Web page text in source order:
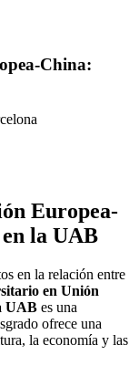
China:
Europea-
la UAB
en la relación entre
en Unión
UAB es una
ofrece una
la economía y las